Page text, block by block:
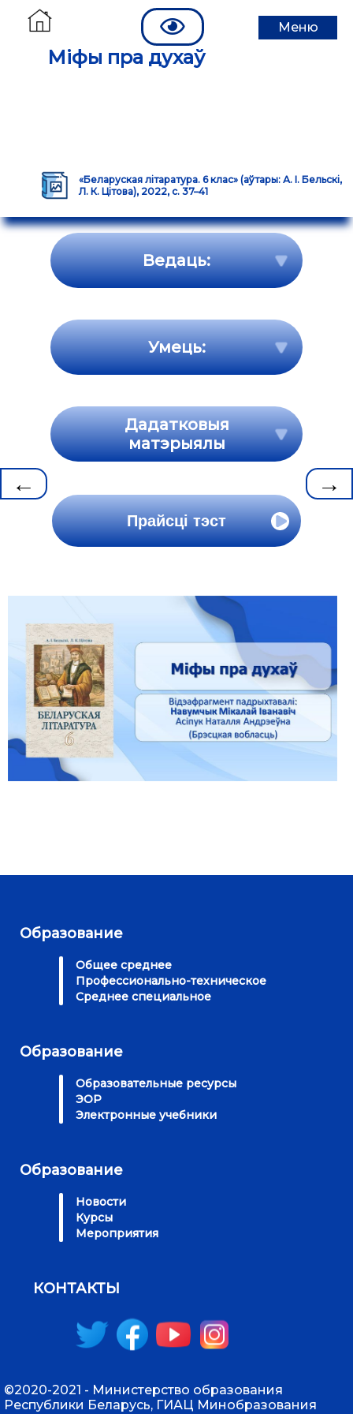
Міфы пра духаў
Меню
«Беларуская літаратура. 6 клас» (аўтары: А. І. Бельскі,
Л. К. Цітова), 2022, с. 37–41
← →
Ведаць:
Умець:
Дадатковыя
матэрыялы
Прайсці тэст
Образование
Общее среднее
Профессионально-техническое
Среднее специальное
Образование
Образовательные ресурсы
ЭОР
Электронные учебники
Образование
Новости
Курсы
Мероприятия
КОНТАКТЫ
©2020-2021 - Министерство образования
Республики Беларусь, ГИАЦ Минобразования